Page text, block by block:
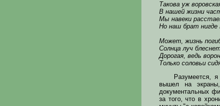
Такова уж
В нашей жизни
Мы навеки
Но наш брат нигде
Может, жизнь
Солнца луч
Дорогая, ведь
Только соловьи
Разумеется,
вышел на
документальных
за того, что в